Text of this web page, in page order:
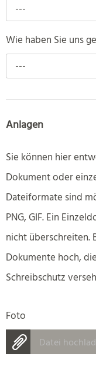
---
Wie haben Sie uns
---
Anlagen
Sie können hier
Dokument oder
Dateiformate sind
PNG, GIF. Ein
nicht überschreiten.
Dokumente hoch,
Schreibschutz
Foto
Datei